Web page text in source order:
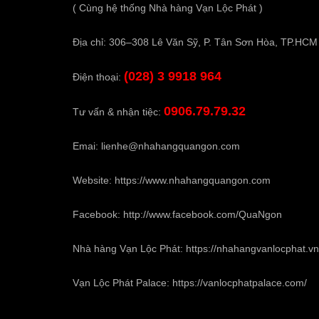
( Cùng hệ thống Nhà hàng Vạn Lộc Phát )
Địa chỉ: 306–308 Lê Văn Sỹ, P. Tân Sơn Hòa, TP.HCM
Điện thoại: (028) 3 9918 964
Tư vấn & nhận tiệc: 0906.79.79.32
Emai: lienhe@nhahangquangon.com
Website: https://www.nhahangquangon.com
Facebook: http://www.facebook.com/QuaNgon
Nhà hàng Vạn Lộc Phát: https://
Vạn Lộc Phát Palace: https://vanlocphatpalace.com/